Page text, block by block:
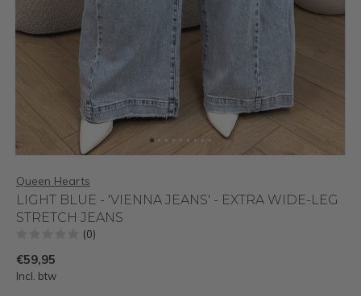
Queen Hearts
LIGHT BLUE - 'VIENNA JEANS' - EXTRA WIDE-LEG
STRETCH JEANS
(0)
€59,95
Incl. btw